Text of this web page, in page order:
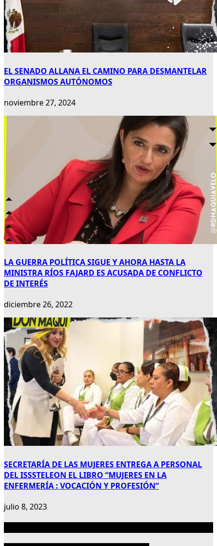
EL SENADO ALLANA EL CAMINO PARA DESMANTELAR
ORGANISMOS AUTÓNOMOS
noviembre 27, 2024
LA GUERRA POLÍTICA SIGUE Y AHORA HASTA LA
MINISTRA RÍOS FAJARD ES ACUSADA DE CONFLICTO
DE INTERÉS
diciembre 26, 2022
SECRETARÍA DE LAS MUJERES ENTREGA A PERSONAL
DEL ISSSTELEON EL LIBRO “MUJERES EN LA
ENFERMERÍA : VOCACIÓN Y PROFESIÓN”
julio 8, 2023